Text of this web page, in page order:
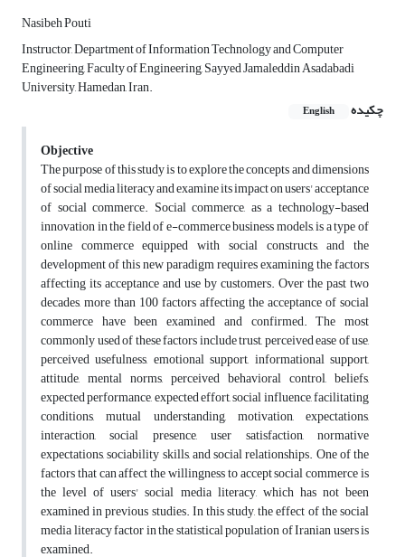
Nasibeh Pouti
Instructor, Department of Information Technology and Computer
Engineering, Faculty of Engineering, Sayyed Jamaleddin Asadabadi
University, Hamedan, Iran.
چکیده
English
Objective
The purpose of this study is to explore the concepts and dimensions
of social media literacy and examine its impact on users' acceptance
of social commerce. Social commerce, as a technology-based
innovation in the field of e-commerce business models, is a type of
online commerce equipped with social constructs, and the
development of this new paradigm requires examining the factors
affecting its acceptance and use by customers. Over the past two
decades, more than 100 factors affecting the acceptance of social
commerce have been examined and confirmed. The most
commonly used of these factors include trust, perceived ease of use,
perceived usefulness, emotional support, informational support,
attitude, mental norms, perceived behavioral control, beliefs,
expected performance, expected effort, social influence, facilitating
conditions, mutual understanding, motivation, expectations,
interaction, social presence, user satisfaction, normative
expectations, sociability skills, and social relationships. One of the
factors that can affect the willingness to accept social commerce is
the level of users' social media literacy, which has not been
examined in previous studies. In this study, the effect of the social
media literacy factor in the statistical population of Iranian users is
examined.